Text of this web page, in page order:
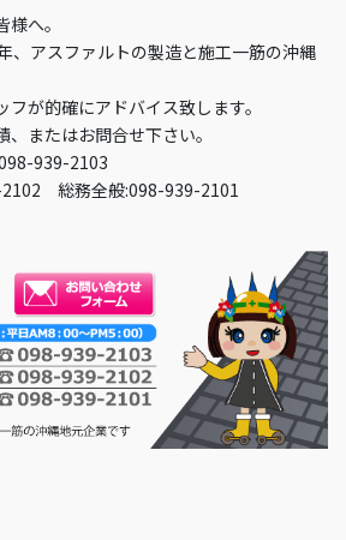
へ。
、アスファルトの製造と施工一筋の沖縄
が的確にアドバイス致します。
またはお問合せ下さい。
939-2103
総務全般:098-939-2101